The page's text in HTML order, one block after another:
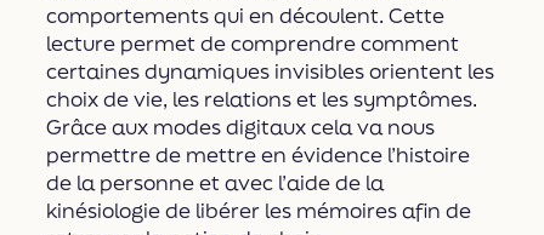
comportements qui en découlent. Cette
lecture permet de comprendre comment
certaines dynamiques invisibles orientent les
choix de vie, les relations et les symptômes.
Grâce aux modes digitaux cela va nous
permettre de mettre en évidence l’histoire
de la personne et avec l’aide de la
kinésiologie de libérer les mémoires afin de